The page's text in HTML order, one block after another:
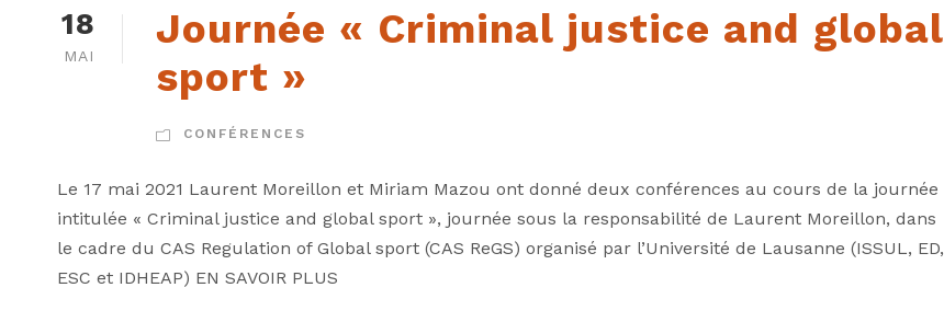
18
MAI
Journée « Criminal justice and global
sport »
CONFÉRENCES
Le 17 mai 2021 Laurent Moreillon et Miriam Mazou ont donné deux conférences au cours de la journée
intitulée « Criminal justice and global sport », journée sous la responsabilité de Laurent Moreillon, dans
le cadre du CAS Regulation of Global sport (CAS ReGS) organisé par l’Université de Lausanne (ISSUL, ED,
ESC et IDHEAP) EN SAVOIR PLUS